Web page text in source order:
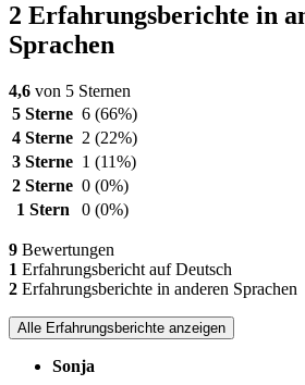
2 Erfahrungsberichte in
Sprachen
4,6 von 5 Sternen
5 Sterne 6 (66%)
4 Sterne 2 (22%)
3 Sterne 1 (11%)
2 Sterne 0 (0%)
1 Stern
0 (0%)
9 Bewertungen
1 Erfahrungsbericht auf Deutsch
2 Erfahrungsberichte in anderen Sprachen
Alle Erfahrungsberichte anzeigen
Sonja